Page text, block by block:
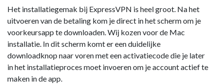
Het installatiegemak bij ExpressVPN is heel groot. Na het
uitvoeren van de betaling kom je direct in het scherm om je
voorkeursapp te downloaden. Wij kozen voor de Mac
installatie. In dit scherm komt er een duidelijke
downloadknop naar voren met een activatiecode die je later
in het installatieproces moet invoeren om je account actief te
maken in de app.